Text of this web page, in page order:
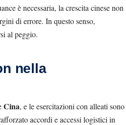
è necessaria, la crescita cinese non
di errore. In questo senso,
al peggio.
nella
Cina, e le esercitazioni con alleati sono
accordi e accessi logistici in